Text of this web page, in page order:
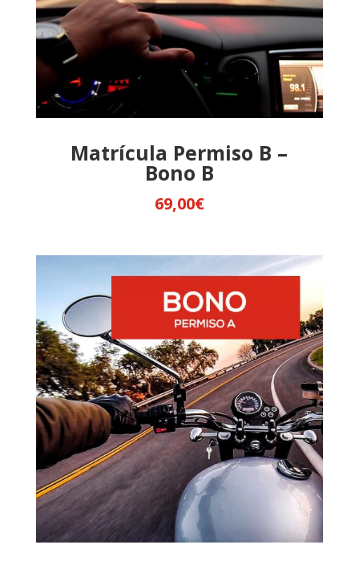
Matrícula Permiso B –
Bono B
69,00€